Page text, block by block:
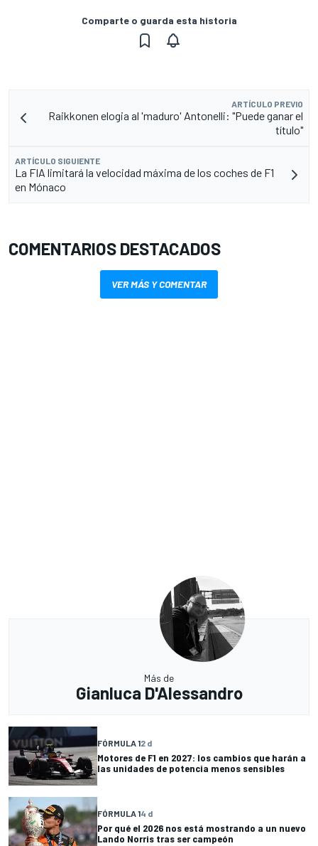
Comparte o guarda esta historia
ARTÍCULO PREVIO
Raikkonen elogia al 'maduro' Antonelli: "Puede ganar el
título"
ARTÍCULO SIGUIENTE
La FIA limitará la velocidad máxima de los coches de F1
en Mónaco
COMENTARIOS DESTACADOS
VER MÁS Y COMENTAR
Más de
Gianluca D'Alessandro
FÓRMULA 12 d
Motores de F1 en 2027: los cambios que harán a
las unidades de potencia menos sensibles
FÓRMULA 14 d
Por qué el 2026 nos está mostrando a un nuevo
Lando Norris tras ser campeón